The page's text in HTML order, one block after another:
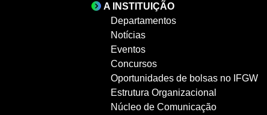
A INSTITUIÇÃO
Departamentos
Notícias
Eventos
Concursos
Oportunidades de bolsas no IFGW
Estrutura Organizacional
Núcleo de Comunicação